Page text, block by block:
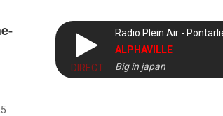
DIRECT
Radio Plein Air -
ALPHAVILLE
Big in japan